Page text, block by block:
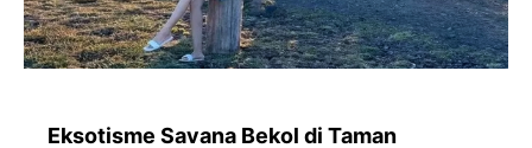
Eksotisme Savana Bekol di Taman